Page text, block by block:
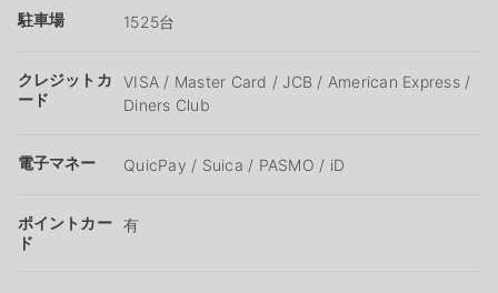
駐車場 1525台
クレジットカ
ード
VISA / Master Card / JCB / American Express /
Diners Club
電子マネー QuicPay / Suica / PASMO / iD
ポイントカー
ド
有